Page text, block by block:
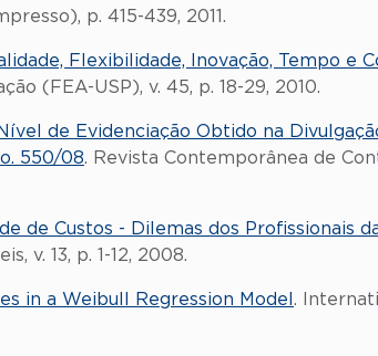
p. 415-439, 2011.
Flexibilidade, Inovação, Tempo e
(FEA-USP), v. 45, p. 18-29, 2010.
Nível de Evidenciação Obtido na
550/08. Revista Contemporânea de
de Custos - Dilemas dos Profissionais
v. 13, p. 1-12, 2008.
in a Weibull Regression Model .